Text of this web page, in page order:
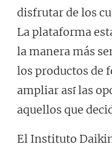
disfrutar de los
La plataforma
la manera más
los productos de
ampliar así́ las
aquellos que
El Instituto